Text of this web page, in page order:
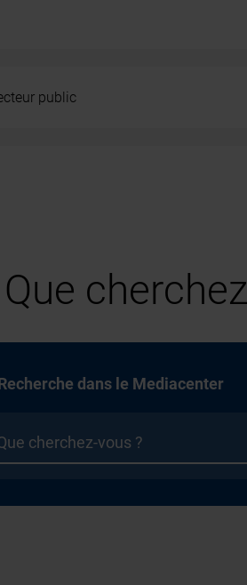
public
dans le Mediacenter